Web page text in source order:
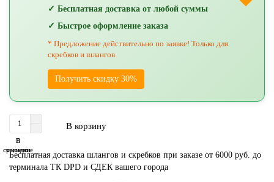
✓ Бесплатная доставка от любой суммы
✓ Быстрое оформление заказа
* Предложение действительно по заявке! Только для
скребков и шлангов.
Получить скидку 30%
В корзину
В
закладки
В
сравнение
Бесплатная доставка шлангов и скребков при заказе от 6000 руб. до
терминала ТК DPD и СДЕК вашего города